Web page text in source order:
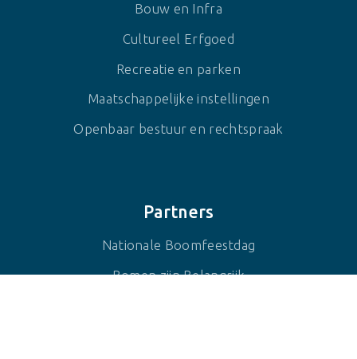
Bouw en Infra
Cultureel Erfgoed
Recreatie en parken
Maatschappelijke instellingen
Openbaar bestuur en rechtspraak
Partners
Nationale Boomfeestdag
Bomen zijn Belangrijk